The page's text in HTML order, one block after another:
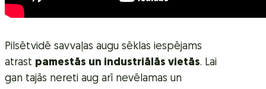
Pilsētvidē savvaļas augu sēklas iespējams
atrast pamestās un industriālās vietās. Lai
gan tajās nereti aug arī nevēlamas un